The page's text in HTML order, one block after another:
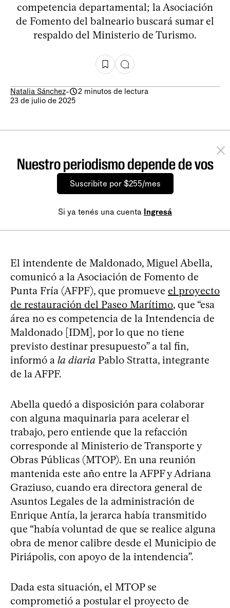
competencia departamental; la Asociación
de Fomento del balneario buscará sumar el
respaldo del Ministerio de Turismo.
Natalia Sánchez-
2 minutos de lectura
23 de julio de 2025
Nuestro periodismo depende de vos
Suscribite por $255/mes
Si ya tenés una cuenta Ingresá
El intendente de Maldonado, Miguel Abella,
comunicó a la Asociación de Fomento de
Punta Fría (AFPF), que promueve el proyecto
de restauración del Paseo Marítimo, que “esa
área no es competencia de la Intendencia de
Maldonado [IDM], por lo que no tiene
previsto destinar presupuesto” a tal fin,
informó a la diaria Pablo Stratta, integrante
de la AFPF.
Abella quedó a disposición para colaborar
con alguna maquinaria para acelerar el
trabajo, pero entiende que la refacción
corresponde al Ministerio de Transporte y
Obras Públicas (MTOP). En una reunión
mantenida este año entre la AFPF y Adriana
Graziuso, cuando era directora general de
Asuntos Legales de la administración de
Enrique Antía, la jerarca había transmitido
que “había voluntad de que se realice alguna
obra de menor calibre desde el Municipio de
Piriápolis, con apoyo de la intendencia”.
Dada esta situación, el MTOP se
comprometió a postular el proyecto de